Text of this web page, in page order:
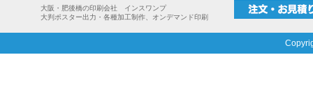
大阪・肥後橋の印刷会社 インスワンプ
大判ポスター出力・各種加工制作、オンデマンド印刷